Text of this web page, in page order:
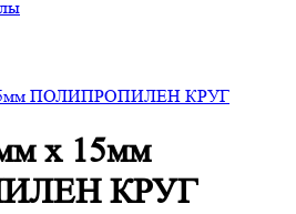
ПОЛИПРОПИЛЕН КРУГ
х 15мм
КРУГ